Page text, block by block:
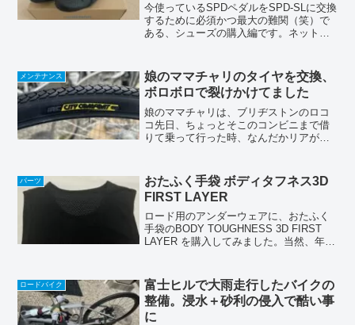
今使っているSPDペダルをSPD-SLに交換
するために必須かつ最大の難関（笑）で
ある、シューズの購入編です。ネットで
事項なんですよね。だったら実店舗で試
着して買えよって...
メンテナンス
娘のママチャリのタイヤを交換、
ボロボロで裂けかけてました
娘のママチャリは、ブリヂストンのロコ
コ先日、ちょっとそこのコンビニまで借
りて乗って行った時、なんだかリアがフ
違うタイヤの空気もそれなりに入ってる
（ちょっと少ない感じ...
パーツ
おたふく手袋 ボディタフネス3D
FIRST LAYER
ロード用のアンダーウェアに、おたふく
手袋のBODY TOUGHNESS 3D FIRST
LAYER を購入してみました。当然、年中
しね😅。夏場は日焼け防止で長袖を使
っ...
ロードバイク
富士ヒルで大雨走行したバイクの
整備。浸水＋砂利の侵入で酷い事
に